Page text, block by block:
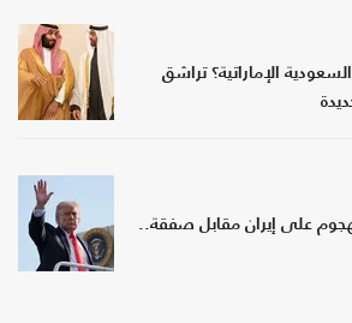
الإماراتية؟ تراشق
على إيران مقابل صفقة..